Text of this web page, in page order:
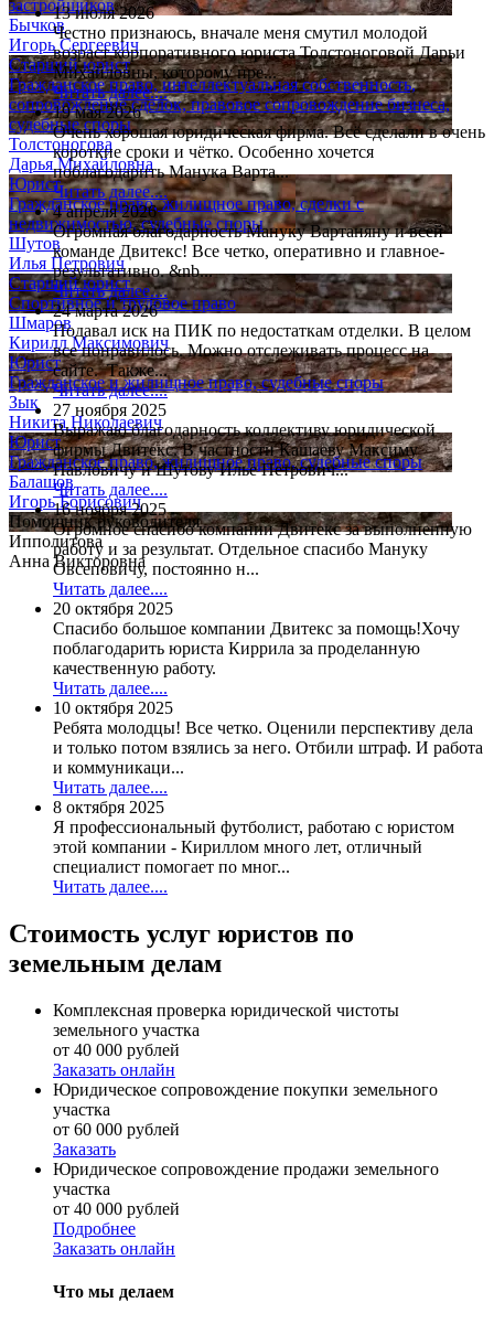
застройщиков
Бычков
Игорь Сергеевич
Старший юрист
Гражданское право, интеллектуальная собственность,
сопровождение сделок, правовое сопровождение бизнеса,
судебные споры
Толстоногова
Дарья Михайловна
Юрист
Гражданское право, жилищное право, сделки с
недвижимостью, судебные споры
Шутов
Илья Петрович
Старший юрист
Спортивное и трудовое право
Шмаров
Кирилл Максимович
Юрист
Гражданское и жилищное право, судебные споры
Зык
Никита Николаевич
Юрист
Гражданское право, жилищное право, судебные споры
Балашов
Игорь Борисович
Помощник руководителя
Ипполитова
Анна Викторовна
13 июля 2026
Честно признаюсь, вначале меня смутил молодой
возраст корпоративного юриста Толстоноговой Дарьи
Михайловны, которому пре...
Читать далее....
19 мая 2026
Очень хорошая юридическая фирма. Всё сделали в очень
короткие сроки и чётко. Особенно хочется
поблагодарить Манука Варта...
Читать далее....
4 апреля 2026
Огромная благодарность Мануку Вартаняну и всей
команде Двитекс! Все четко, оперативно и главное-
результативно. &nb...
Читать далее....
24 марта 2026
Подавал иск на ПИК по недостаткам отделки. В целом
все понравилось. Можно отслеживать процесс на
сайте. Также...
Читать далее....
27 ноября 2025
Выражаю благодарность коллективу юридической
фирмы Двитекс. В частности Кашаеву Максиму
Павловичу и Шутову Илье Петрович...
Читать далее....
16 ноября 2025
Огромное спасибо компании Двитекс за выполненную
работу и за результат. Отдельное спасибо Мануку
Овсеповичу, постоянно н...
Читать далее....
20 октября 2025
Спасибо большое компании Двитекс за помощь!Хочу
поблагодарить юриста Киррила за проделанную
качественную работу.
Читать далее....
10 октября 2025
Ребята молодцы! Все четко. Оценили перспективу дела
и только потом взялись за него. Отбили штраф. И работа
и коммуникаци...
Читать далее....
8 октября 2025
Я профессиональный футболист, работаю с юристом
этой компании - Кириллом много лет, отличный
специалист помогает по мног...
Читать далее....
Стоимость услуг юристов по
земельным делам
Комплексная проверка юридической чистоты
земельного участка
от 40 000 рублей
Заказать онлайн
Юридическое сопровождение покупки земельного
участка
от 60 000 рублей
Заказать
Юридическое сопровождение продажи земельного
участка
от 40 000 рублей
Подробнее
Заказать онлайн
Что мы делаем